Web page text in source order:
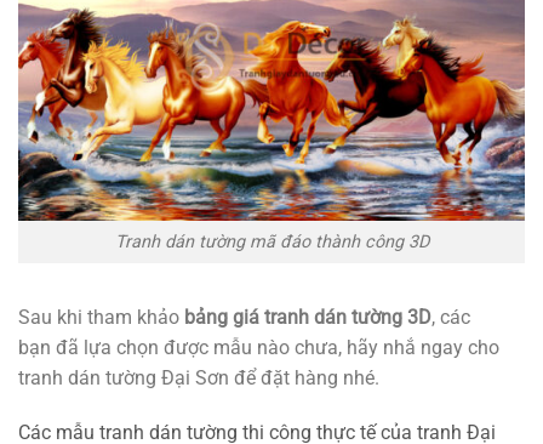
Tranh dán tường mã đáo thành công 3D
Sau khi tham khảo bảng giá tranh dán tường 3D, các
bạn đã lựa chọn được mẫu nào chưa, hãy nhắ ngay cho
tranh dán tường Đại Sơn để đặt hàng nhé.
Các mẫu tranh dán tường thi công thực tế của tranh Đại